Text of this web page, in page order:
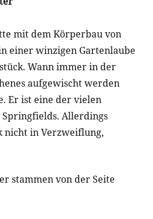
mit dem Körperbau von
einer winzigen Gartenlaube
Wann immer in der
aufgewischt werden
Er ist eine der vielen
Allerdings
nicht in Verzweiflung,
stammen von der Seite